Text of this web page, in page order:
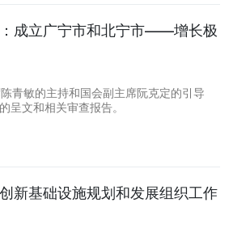
成立广宁市和北宁市——增长极
青敏的主持和国会副主席阮克定的引导
呈文和相关审查报告。
新基础设施规划和发展组织工作